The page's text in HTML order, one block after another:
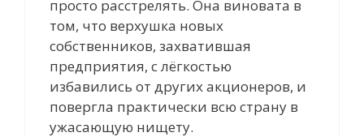
просто расстрелять. Она виновата в
том, что верхушка новых
собственников, захватившая
предприятия, с лёгкостью
избавились от других акционеров, и
повергла практически всю страну в
ужасающую нищету.